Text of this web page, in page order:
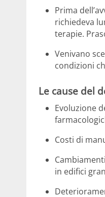
Prima
richiedeva
terapie.
Venivano
condizioni
Le cause del
Evoluzione
Costi di
in edifici